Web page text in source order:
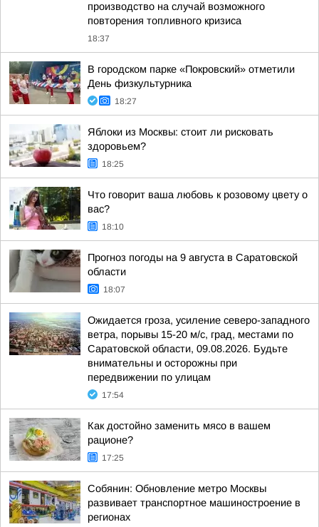
производство на случай возможного
повторения топливного кризиса
18:37
В городском парке «Покровский» отметили
День физкультурника
18:27
Яблоки из Москвы: стоит ли рисковать
здоровьем?
18:25
Что говорит ваша любовь к розовому цвету о
вас?
18:10
Прогноз погоды на 9 августа в Саратовской
области
18:07
Ожидается гроза, усиление северо-западного
ветра, порывы 15-20 м/с, град, местами по
Саратовской области, 09.08.2026. Будьте
внимательны и осторожны при
передвижении по улицам
17:54
Как достойно заменить мясо в вашем
рационе?
17:25
Собянин: Обновление метро Москвы
развивает транспортное машиностроение в
регионах